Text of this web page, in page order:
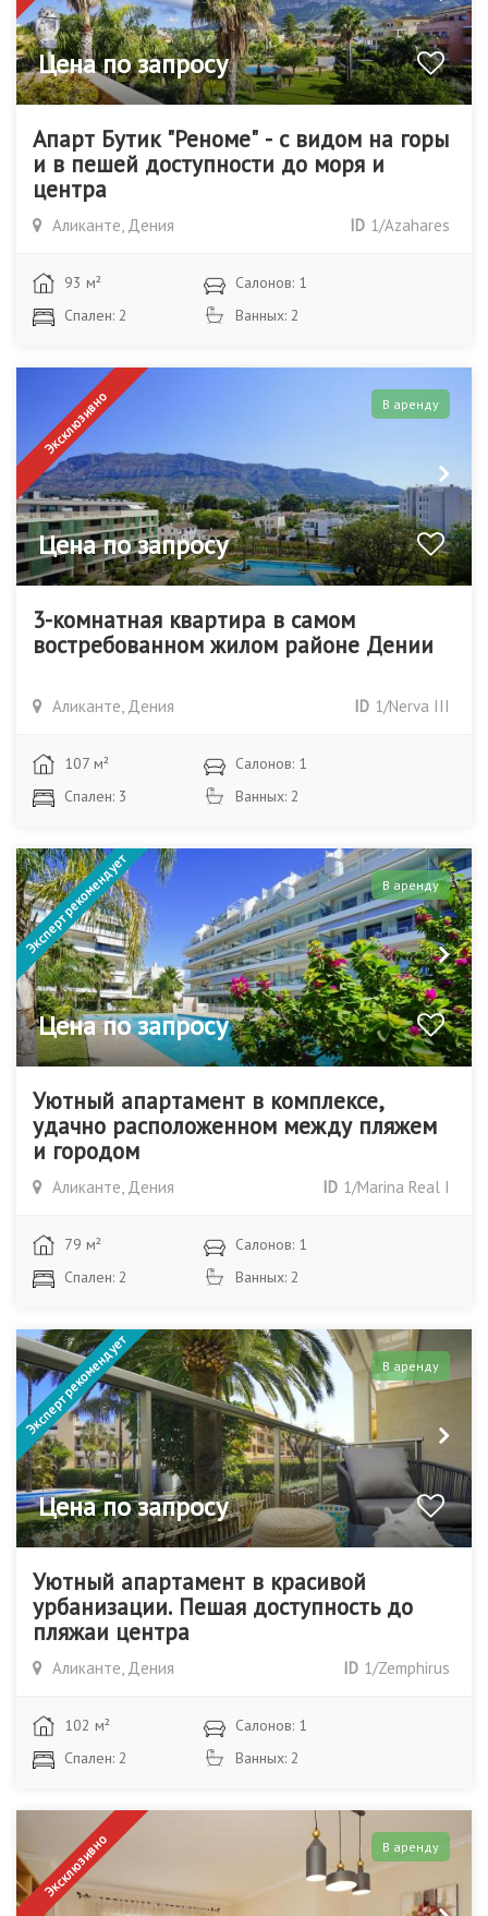
Цена по запросу
Апарт Бутик "Реноме" - с видом на горы
и в пешей доступности до моря и
центра
Аликанте, Дения ID 1/Azahares
93 м²
Салонов: 1
Спален: 2
Ванных: 2
Эксклюзивно В аренду
Цена по запросу
3-комнатная квартира в самом
востребованном жилом районе Дении
Аликанте, Дения ID 1/Nerva III
107 м²
Салонов: 1
Спален: 3
Ванных: 2
Эксперт рекомендует В аренду
Цена по запросу
Уютный апартамент в комплексе,
удачно расположенном между пляжем
и городом
Аликанте, Дения ID 1/Marina Real I
79 м²
Салонов: 1
Спален: 2
Ванных: 2
Эксперт рекомендует В аренду
Цена по запросу
Уютный апартамент в красивой
урбанизации. Пешая доступность до
пляжаи центра
Аликанте, Дения ID 1/Zemphirus
102 м²
Салонов: 1
Спален: 2
Ванных: 2
Эксклюзивно В аренду